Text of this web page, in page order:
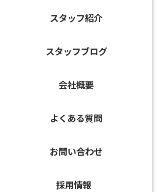
スタッフ紹介
スタッフブログ
会社概要
よくある質問
お問い合わせ
採用情報